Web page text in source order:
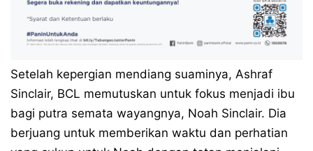
Setelah kepergian mendiang suaminya, Ashraf
Sinclair, BCL memutuskan untuk fokus menjadi ibu
bagi putra semata wayangnya, Noah Sinclair. Dia
berjuang untuk memberikan waktu dan perhatian